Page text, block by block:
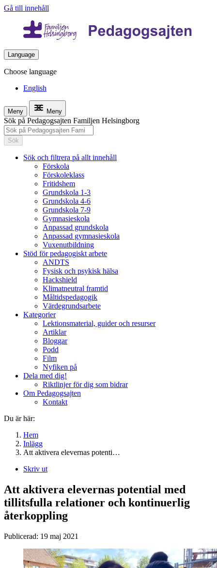
Gå till innehåll
Language
Choose language
English
Meny Meny
Sök på Pedagogsajten Familjen Helsingborg
Sök
Sök och filtrera på allt innehåll
Förskola
Förskoleklass
Fritidshem
Grundskola 1-3
Grundskola 4-6
Grundskola 7-9
Gymnasieskola
Anpassad grundskola
Anpassad gymnasieskola
Vuxenutbildning
Stöd för pedagogiskt arbete
ANDTS
Fysisk och psykisk hälsa
Hackshield
Klimatneutral framtid
Måltidspedagogik
Värdegrundsarbete
Kategorier
Lektionsmaterial, guider och resurser
Artiklar
Bloggar
Podd
Film
Nyfiken på
Dela med dig!
Riktlinjer för dig som bidrar
Om Pedagogsajten
Kontakt
Du är här:
Hem
Inlägg
Att aktivera elevernas potenti…
Skriv ut
Att aktivera elevernas potential med
tillitsfulla relationer och kontinuerlig
återkoppling
Publicerad: 19 maj 2021